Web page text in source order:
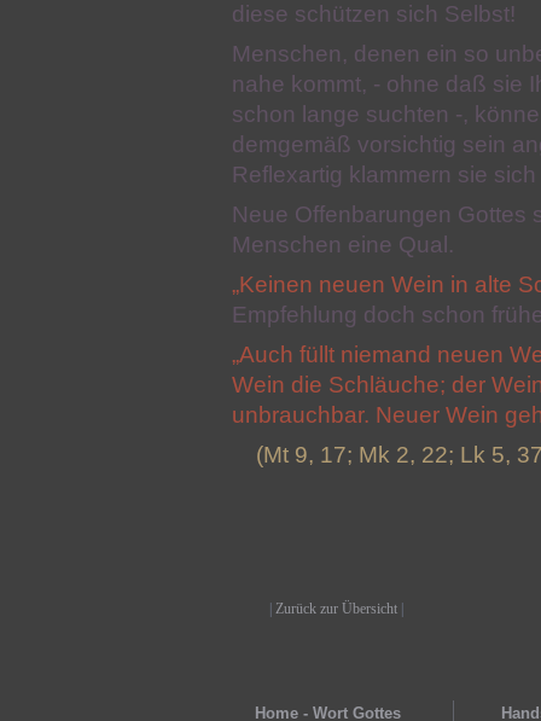
diese schützen sich Selbst!
Menschen, denen ein so
nahe kommt, - ohne daß sie
schon lange suchten -,
demgemäß vorsichtig sein
Reflexartig klammern sie
Neue Offenbarungen Gottes
Menschen eine Qual.
„Keinen neuen Wein in alte
Empfehlung doch schon
„Auch füllt niemand neuen
Wein die Schläuche; der
unbrauchbar. Neuer Wein
(Mt 9, 17; Mk 2, 22; Lk 5,
Zurück zur Übersicht
Home - Wort Gottes